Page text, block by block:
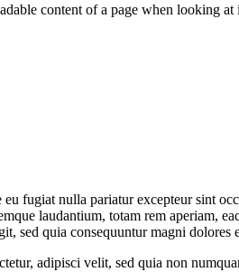
content of a page when looking
fugiat nulla pariatur excepteur sint
laudantium, totam rem aperiam,
sed quia consequuntur magni dolores
adipisci velit, sed quia non